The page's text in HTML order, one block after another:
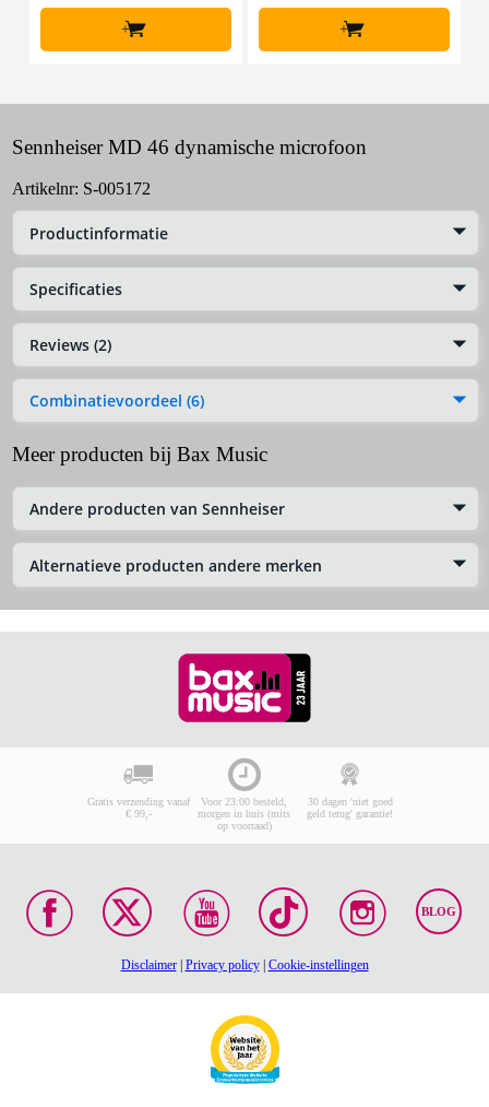
+ +
Sennheiser MD 46 dynamische microfoon
Artikelnr: S-005172
Productinformatie
Specificaties
Reviews (2)
Combinatievoordeel (6)
Meer producten bij Bax Music
Andere producten van Sennheiser
Alternatieve producten andere merken
Gratis verzending vanaf
€ 99,-
Voor 23:00 besteld,
morgen in huis (mits
op voorraad)
30 dagen 'niet goed
geld terug' garantie!
BLOG
Disclaimer| Privacy policy| Cookie-instellingen